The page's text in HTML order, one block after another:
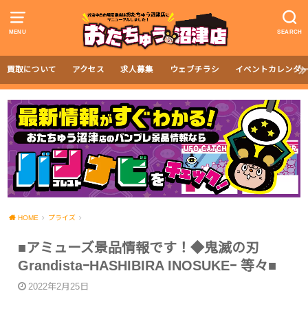
MENU SEARCH
買取について アクセス 求人募集 ウェブチラシ イベントカレンダ
HOME プライズ
■アミューズ景品情報です！◆鬼滅の刃
GrandistaｰHASHIBIRA INOSUKEｰ 等々■
2022年2月25日